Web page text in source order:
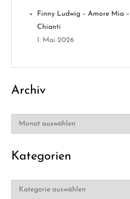
Finny Ludwig – Amore Mia
Chianti
1. Mai 2026
Archiv
Archiv
Kategorien
Kategorien